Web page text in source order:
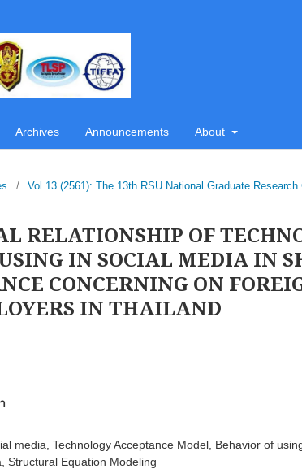
Archives Announcements About
/ Vol 13 (2561): The 13th RSU National Graduate Research
RELATIONSHIP OF
IN SOCIAL MEDIA IN
CONCERNING ON
IN THAILAND
media, Technology Acceptance Model, Behavior of
Structural Equation Modeling